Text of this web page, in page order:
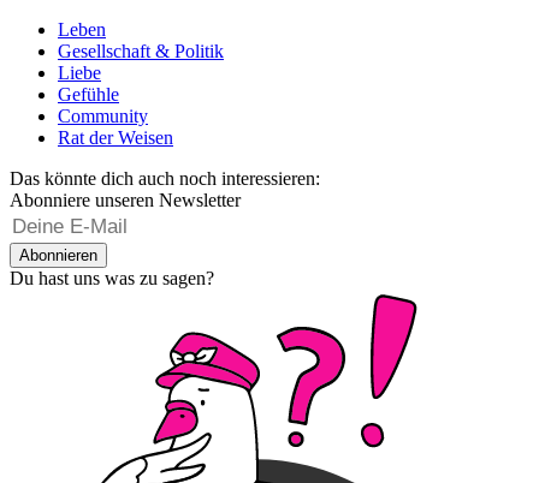
Leben
Gesellschaft & Politik
Liebe
Gefühle
Community
Rat der Weisen
Das könnte dich auch noch interessieren:
Abonniere unseren Newsletter
Abonnieren
Du hast uns was zu sagen?